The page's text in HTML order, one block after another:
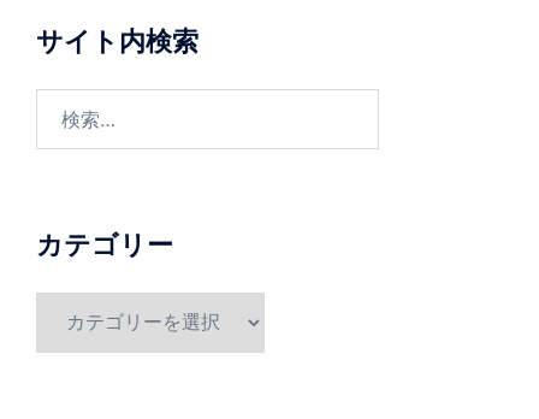
ョ
ン
サイト内検索
カテゴリー